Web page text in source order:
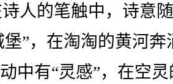
人的笔触中，诗意
堡”，在淘淘的黄河
中有“灵感”，在空